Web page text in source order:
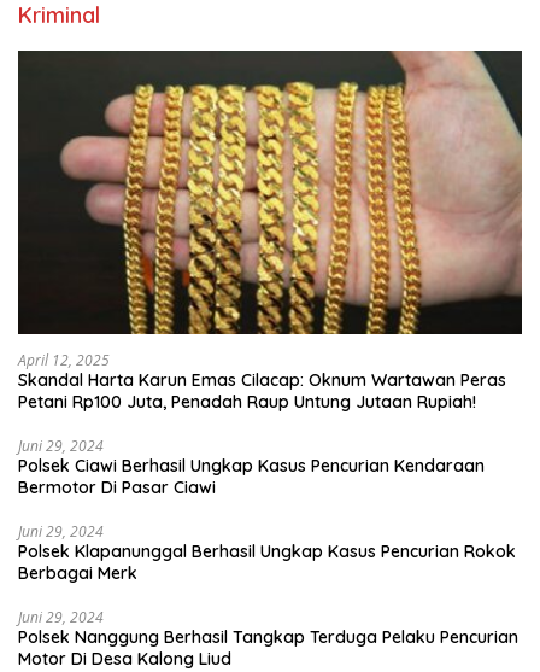
Kriminal
April 12, 2025
Skandal Harta Karun Emas Cilacap: Oknum Wartawan Peras
Petani Rp100 Juta, Penadah Raup Untung Jutaan Rupiah!
Juni 29, 2024
Polsek Ciawi Berhasil Ungkap Kasus Pencurian Kendaraan
Bermotor Di Pasar Ciawi
Juni 29, 2024
Polsek Klapanunggal Berhasil Ungkap Kasus Pencurian Rokok
Berbagai Merk
Juni 29, 2024
Polsek Nanggung Berhasil Tangkap Terduga Pelaku Pencurian
Motor Di Desa Kalong Liud